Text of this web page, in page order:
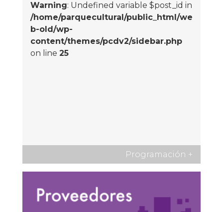
Warning: Undefined variable $post_id in
/home/parquecultural/public_html/we
b-old/wp-
content/themes/pcdv2/sidebar.php
on line 25
Programación +